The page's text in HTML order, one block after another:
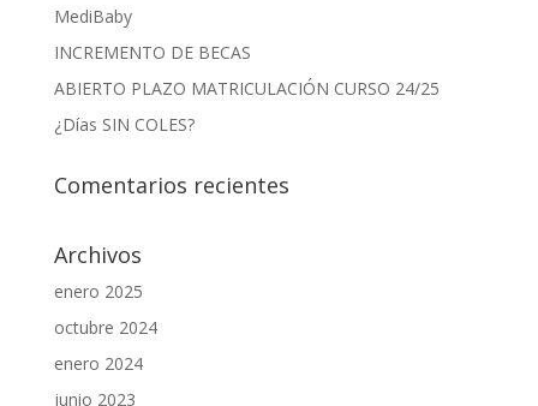
MediBaby
INCREMENTO DE BECAS
ABIERTO PLAZO MATRICULACIÓN CURSO 24/25
¿Días SIN COLES?
Comentarios recientes
Archivos
enero 2025
octubre 2024
enero 2024
junio 2023